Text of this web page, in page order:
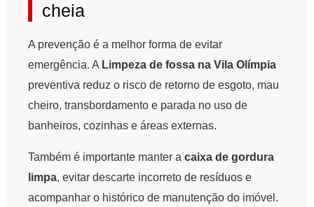
cheia
A prevenção é a melhor forma de evitar
emergência. A Limpeza de fossa na Vila Olímpia
preventiva reduz o risco de retorno de esgoto, mau
cheiro, transbordamento e parada no uso de
banheiros, cozinhas e áreas externas.
Também é importante manter a caixa de gordura
limpa, evitar descarte incorreto de resíduos e
acompanhar o histórico de manutenção do imóvel.